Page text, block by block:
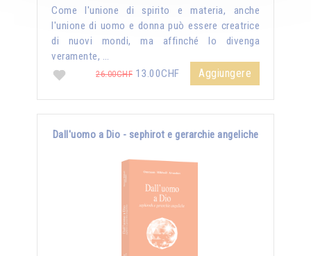
Come l'unione di spirito e materia, anche
l'unione di uomo e donna può essere creatrice
di nuovi mondi, ma affinché lo divenga
veramente, …
26.00CHF 13.00CHF Aggiungere
Dall'uomo a Dio - sephirot e gerarchie angeliche